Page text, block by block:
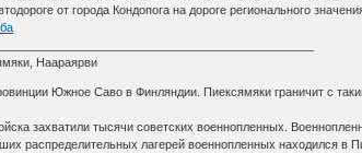
от города Кондопога на дороге регионального
Наараярви
Южное Саво в Финляндии. Пиексямяки граничит с
захватили тысячи советских военнопленных.
распределительных лагерей военнопленных находился в